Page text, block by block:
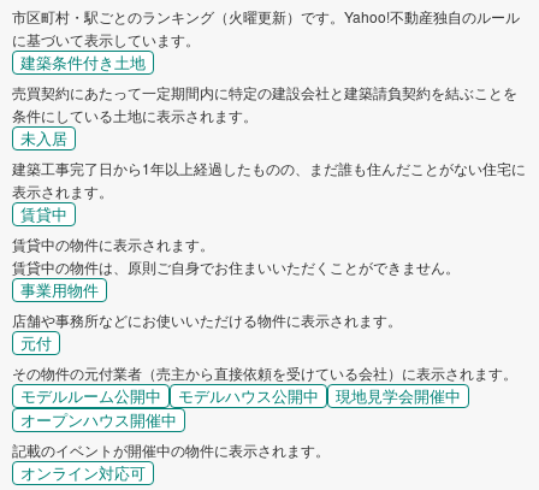
市区町村・駅ごとのランキング（火曜更新）です。Yahoo!不動産独自のルール
に基づいて表示しています。
建築条件付き土地
売買契約にあたって一定期間内に特定の建設会社と建築請負契約を結ぶことを
条件にしている土地に表示されます。
未入居
建築工事完了日から1年以上経過したものの、まだ誰も住んだことがない住宅に
表示されます。
賃貸中
賃貸中の物件に表示されます。
賃貸中の物件は、原則ご自身でお住まいいただくことができません。
事業用物件
店舗や事務所などにお使いいただける物件に表示されます。
元付
その物件の元付業者（売主から直接依頼を受けている会社）に表示されます。
モデルルーム公開中 モデルハウス公開中
現地見学会開催中
オープンハウス開催中
記載のイベントが開催中の物件に表示されます。
オンライン対応可